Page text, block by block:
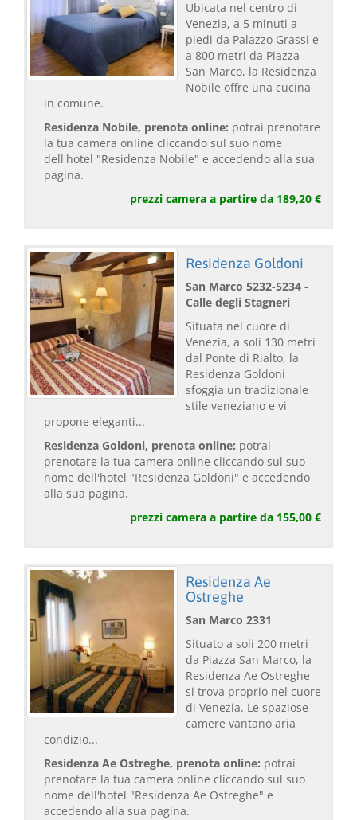
Ubicata nel centro di
Venezia, a 5 minuti a
piedi da Palazzo Grassi e
a 800 metri da Piazza
San Marco, la Residenza
Nobile offre una cucina
in comune.
Residenza Nobile, prenota online: potrai prenotare
la tua camera online cliccando sul suo nome
dell'hotel "Residenza Nobile" e accedendo alla sua
pagina.
prezzi camera a partire da 189,20 €
Residenza Goldoni
San Marco 5232-5234 -
Calle degli Stagneri
Situata nel cuore di
Venezia, a soli 130 metri
dal Ponte di Rialto, la
Residenza Goldoni
sfoggia un tradizionale
stile veneziano e vi
propone eleganti...
Residenza Goldoni, prenota online: potrai
prenotare la tua camera online cliccando sul suo
nome dell'hotel "Residenza Goldoni" e accedendo
alla sua pagina.
prezzi camera a partire da 155,00 €
Residenza Ae
Ostreghe
San Marco 2331
Situato a soli 200 metri
da Piazza San Marco, la
Residenza Ae Ostreghe
si trova proprio nel cuore
di Venezia. Le spaziose
camere vantano aria
condizio...
Residenza Ae Ostreghe, prenota online: potrai
prenotare la tua camera online cliccando sul suo
nome dell'hotel "Residenza Ae Ostreghe" e
accedendo alla sua pagina.